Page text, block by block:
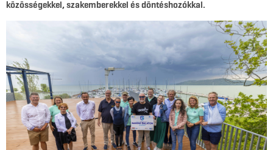
közösségekkel, szakemberekkel és döntéshozókkal.